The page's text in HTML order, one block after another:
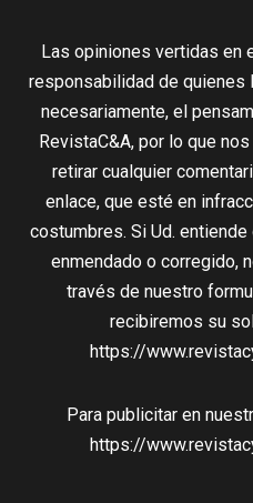
Las opiniones vertidas en
responsabilidad de quienes
necesariamente, el
RevistaC&A, por lo que
retirar cualquier
enlace, que esté en
costumbres. Si Ud.
enmendado o corregido,
través de nuestro
recibiremos su
https://
Para publicitar en
https://